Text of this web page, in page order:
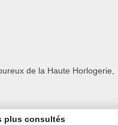
de la Haute Horlogerie,
plus consultés